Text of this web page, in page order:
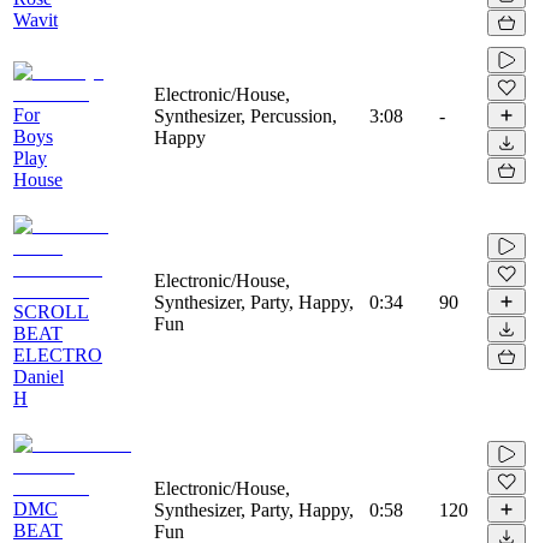
Wavit
For
Boys
Play
House
Electronic/House,
Synthesizer, Percussion,
Happy
3:08 -
SCROLL
BEAT
ELECTRO
Daniel
H
Electronic/House,
Synthesizer, Party, Happy,
Fun
0:34 90
DMC
BEAT
Electronic/House,
Synthesizer, Party, Happy,
Fun
0:58 120